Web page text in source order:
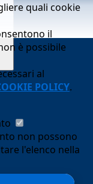
quali cookie
il
è possibile
al
POLICY.
non possono
l'elenco nella